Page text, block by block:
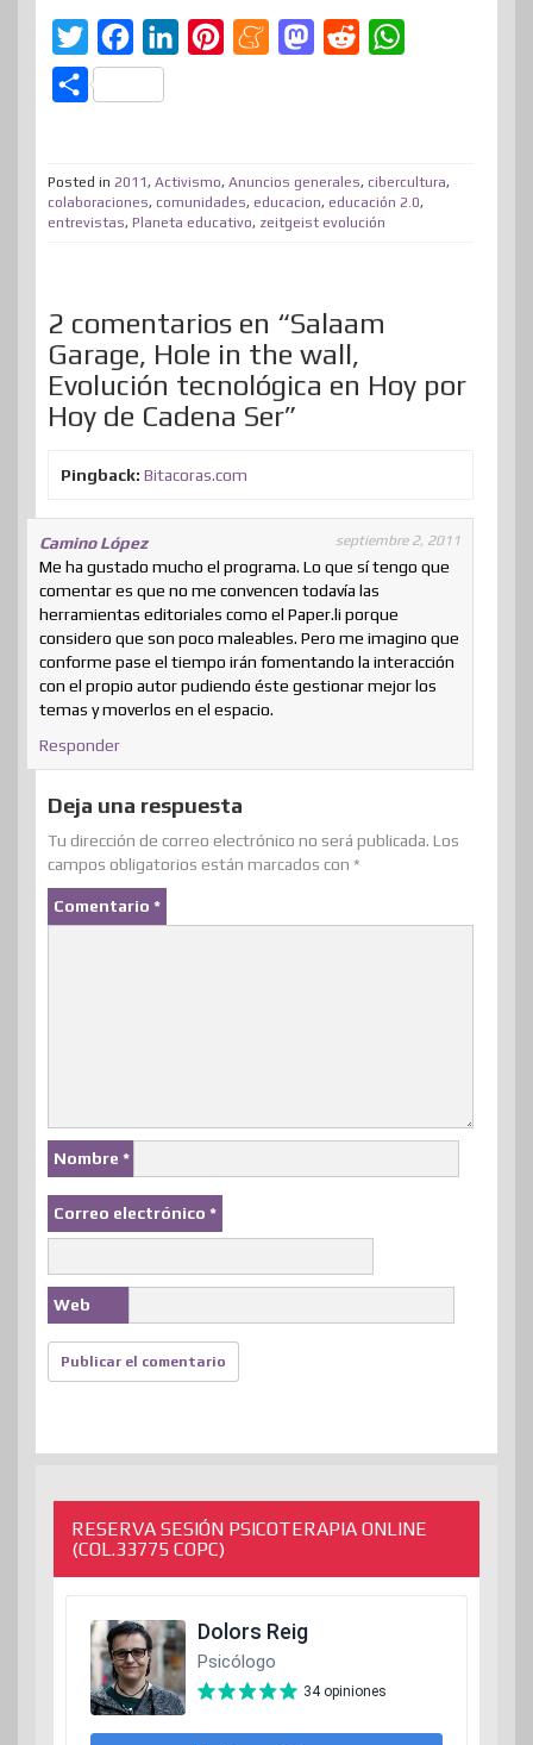
w
t
e
a
c
b
o
e
d
e
r
t
M
a
m
M
o
d
t
s
A
C
p
a
i
r
Posted in 2011 , Activismo, Anuncios generales, cibercultura,
colaboraciones, comunidades, educacion, educación 2.0,
entrevistas, Planeta educativo, zeitgeist evolución
2 comentarios en “Salaam
Garage, Hole in the wall,
Evolución tecnológica en Hoy por
Hoy de Cadena Ser”
Pingback: Bitacoras.com
Camino López septiembre 2, 2011
Me ha gustado mucho el programa. Lo que sí tengo que
comentar es que no me convencen todavía las
herramientas editoriales como el Paper.li porque
considero que son poco maleables. Pero me imagino que
conforme pase el tiempo irán fomentando la interacción
con el propio autor pudiendo éste gestionar mejor los
temas y moverlos en el espacio.
Responder
Deja una respuesta
Tu dirección de correo electrónico no será publicada. Los
campos obligatorios están marcados con *
Comentario *
Nombre *
Correo electrónico *
Web
RESERVA SESIÓN PSICOTERAPIA ONLINE
(COL.33775 COPC)